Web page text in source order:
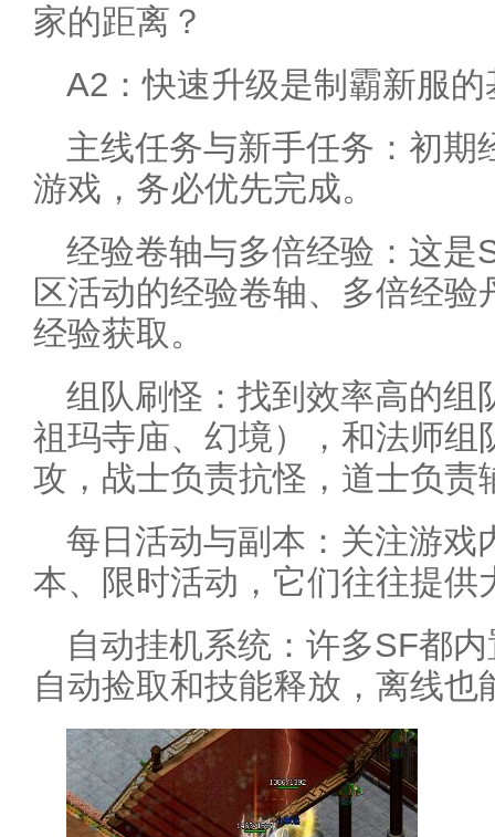
家的距离？
A2：快速升级是制霸新服的
主线任务与新手任务：初期
游戏，务必优先完成。
经验卷轴与多倍经验：这是
区活动的经验卷轴、多倍经
经验获取。
组队刷怪：找到效率高的组
祖玛寺庙、幻境），和法师组
攻，战士负责抗怪，道士负责
每日活动与副本：关注游戏
本、限时活动，它们往往提供
自动挂机系统：许多SF都
自动捡取和技能释放，离线也